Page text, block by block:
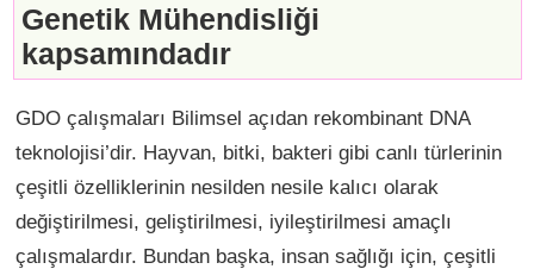
Genetik Mühendisliği
kapsamındadır
GDO çalışmaları Bilimsel açıdan rekombinant DNA
teknolojisi’dir. Hayvan, bitki, bakteri gibi canlı türlerinin
çeşitli özelliklerinin nesilden nesile kalıcı olarak
değiştirilmesi, geliştirilmesi, iyileştirilmesi amaçlı
çalışmalardır. Bundan başka, insan sağlığı için, çeşitli